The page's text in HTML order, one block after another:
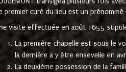
premier curé du lieu est un prénommé
visite effectuée en août 1655
La première chapelle est sous le
la dernière a y être ensevelie en
La deuxième possession de la